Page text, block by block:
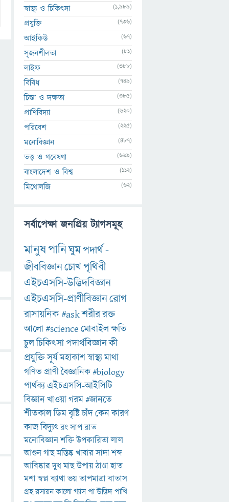
স্বাস্থ্য ও চিকিৎসা (1,989)
প্রযুক্তি (736)
আইকিউ (67)
সৃজনশীলতা (81)
লাইফ (388)
বিবিধ (749)
চিন্তা ও দক্ষতা (385)
প্রাণিবিদ্যা (620)
পরিবেশ (225)
মনোবিজ্ঞান (487)
তত্ত্ব ও গবেষণা (669)
বাংলাদেশ ও বিশ্ব (112)
মিথোলজি (62)
সর্বাপেক্ষা জনপ্রিয় ট্যাগসমূহ
মানুষপানিঘুমপদার্থ-
জীববিজ্ঞানচোখপৃথিবী
এইচএসসি-উদ্ভিদবিজ্ঞান
এইচএসসি-প্রাণীবিজ্ঞানরোগ
রাসায়নিক#askশরীররক্ত
আলো#scienceমোবাইলক্ষতি
চুলচিকিৎসাপদার্থবিজ্ঞানকী
প্রযুক্তিসূর্যমহাকাশস্বাস্থ্যমাথা
গণিত প্রাণীবৈজ্ঞানিক#biology
পার্থক্য এইচএসসি-আইসিটি
বিজ্ঞানখাওয়াগরম#জানতে
শীতকালডিমবৃষ্টিচাঁদকেনকারণ
কাজবিদ্যুৎরংসাপরাত
মনোবিজ্ঞানশক্তিউপকারিতালাল
আগুনগাছমস্তিষ্কখাবারসাদাশব্দ
আবিষ্কারদুধমাছউপায়ঠাণ্ডাহাত
মশাস্বপ্নব্যাথাভয়তাপমাত্রাবাতাস
গ্রহরসায়নকালোগ্যাসপাউদ্ভিদপাখি